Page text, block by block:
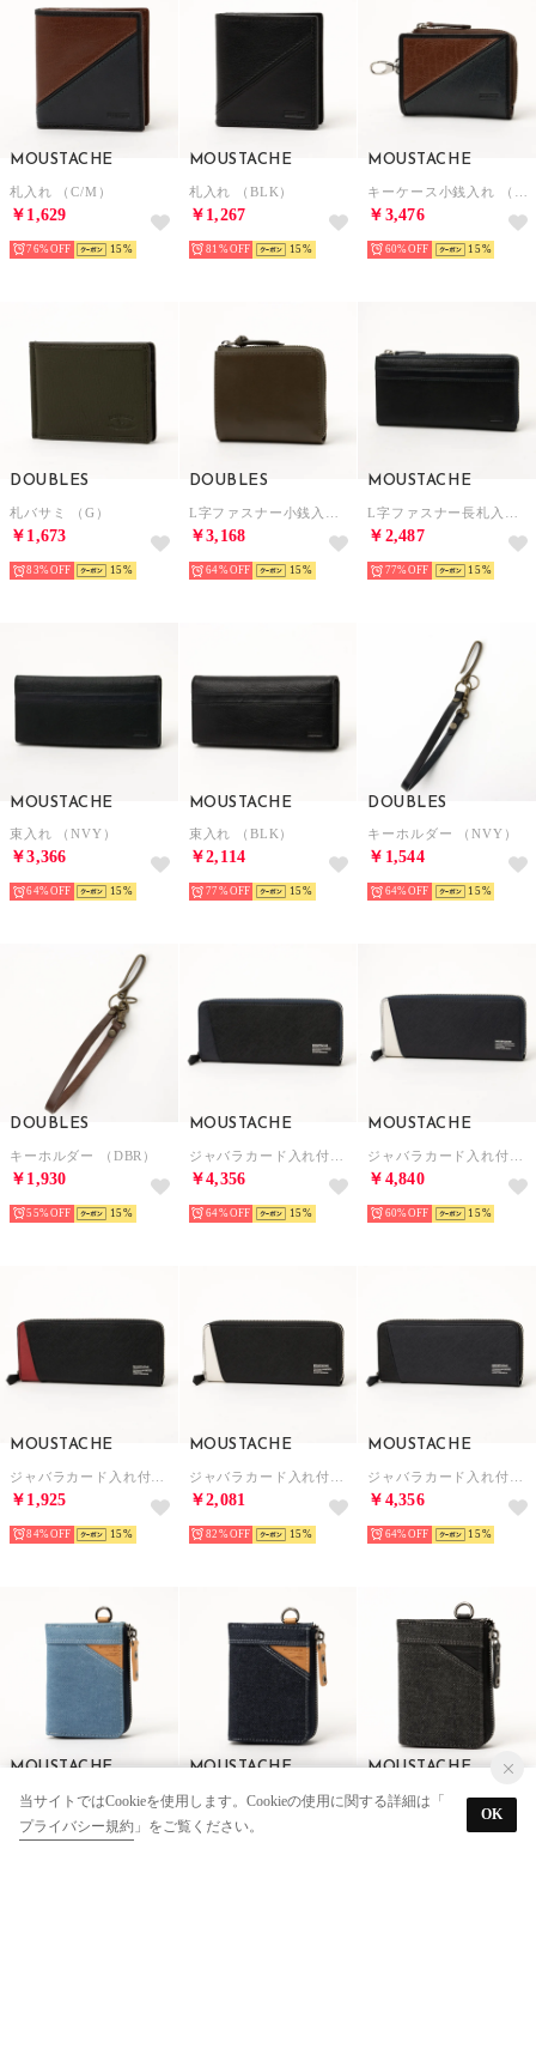
MOUSTACHE
札入れ （C/M）
￥1,629
76% 15
MOUSTACHE
札入れ （BLK）
￥1,267
81% 15
MOUSTACHE
￥3,476
60% 15
DOUBLES
札バサミ （G）
￥1,673
83% 15
DOUBLES
￥3,168
64% 15
MOUSTACHE
￥2,487
77% 15
MOUSTACHE
束入れ （NVY）
￥3,366
64% 15
MOUSTACHE
束入れ （BLK）
￥2,114
77% 15
DOUBLES
キーホルダー （NVY）
￥1,544
64% 15
DOUBLES
キーホルダー （DBR）
￥1,930
55% 15
MOUSTACHE
￥4,356
64% 15
MOUSTACHE
￥4,840
60% 15
MOUSTACHE
￥1,925
84% 15
MOUSTACHE
￥2,081
82% 15
MOUSTACHE
￥4,356
64% 15
MOUSTACHE
L字ファスナー小銭入れ （BU）
￥952
MOUSTACHE
L字ファスナー小銭入れ （NVY）
￥2,376
MOUSTACHE
L字ファスナー小銭入れ （BLK）
当サイトではCookieを使用します。Cookieの使用に関する詳細は「
プライバシー規約 」をご覧ください。
OK